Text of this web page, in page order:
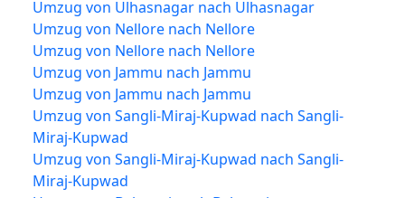
Umzug von Ulhasnagar nach Ulhasnagar
Umzug von Nellore nach Nellore
Umzug von Nellore nach Nellore
Umzug von Jammu nach Jammu
Umzug von Jammu nach Jammu
Umzug von Sangli-Miraj-Kupwad nach Sangli-
Miraj-Kupwad
Umzug von Sangli-Miraj-Kupwad nach Sangli-
Miraj-Kupwad